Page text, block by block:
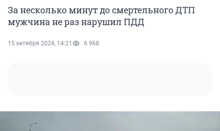
За несколько минут до смертельного ДТП
мужчина не раз нарушил ПДД
15 октября 2024, 14:21 6 968